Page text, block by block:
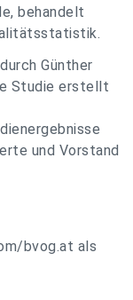
behandelt
Günther
Studie erstellt
und Vorstand
bvog.at als